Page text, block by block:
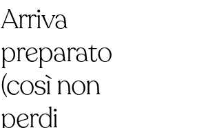
Arriva
preparato
(così non
perdi